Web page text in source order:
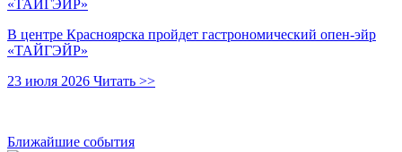
В центре Красноярска пройдет гастрономический опен-эйр
«ТАЙГЭЙР»
23 июля 2026 Читать >>
Ближайшие события